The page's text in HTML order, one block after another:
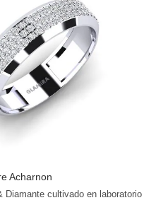
+11
Acharnon
Diamante cultivado en laboratorio